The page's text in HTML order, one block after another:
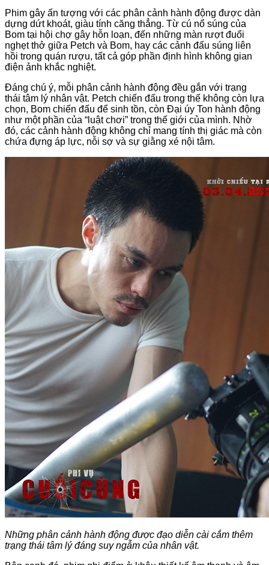
Phim gây ấn tượng với các phân cảnh hành động được dàn
dựng dứt khoát, giàu tính căng thẳng. Từ cú nổ súng của
Bom tại hội chợ gây hỗn loạn, đến những màn rượt đuổi
nghẹt thở giữa Petch và Bom, hay các cảnh đấu súng liên
hồi trong quán rượu, tất cả góp phần định hình không gian
điện ảnh khắc nghiệt.
Đáng chú ý, mỗi phân cảnh hành động đều gắn với trạng
thái tâm lý nhân vật. Petch chiến đấu trong thế không còn lựa
chọn, Bom chiến đấu để sinh tồn, còn Đại úy Ton hành động
như một phần của “luật chơi” trong thế giới của mình. Nhờ
đó, các cảnh hành động không chỉ mang tính thị giác mà còn
chứa đựng áp lực, nỗi sợ và sự giằng xé nội tâm.
Những phân cảnh hành động được đạo diễn cài cắm thêm
trạng thái tâm lý đáng suy ngẫm của nhân vật.